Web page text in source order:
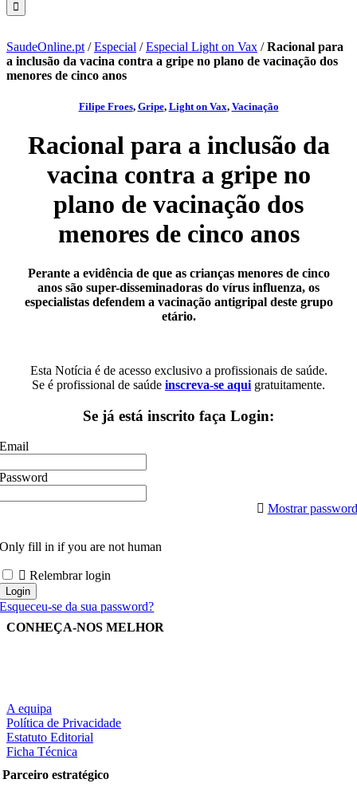
SaudeOnline.pt /Especial /Especial Light on Vax /Racional para
a inclusão da vacina contra a gripe no plano de vacinação dos
menores de cinco anos
Filipe Froes, Gripe, Light on Vax, Vacinação
Racional para a inclusão da
vacina contra a gripe no
plano de vacinação dos
menores de cinco anos
Perante a evidência de que as crianças menores de cinco
anos são super-disseminadoras do vírus influenza, os
especialistas defendem a vacinação antigripal deste grupo
etário.
Esta Notícia é de acesso exclusivo a profissionais de saúde.
Se é profissional de saúde inscreva-se aqui gratuitamente.
Se já está inscrito faça Login:
Email
Password
Mostrar password
Only fill in if you are not human
Relembrar login
Esqueceu-se da sua password?
CONHEÇA-NOS MELHOR
A equipa
Política de Privacidade
Estatuto Editorial
Ficha Técnica
Parceiro estratégico